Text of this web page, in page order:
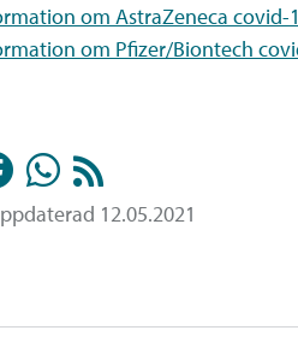
om AstraZeneca covid-
om Pfizer/Biontech
12.05.2021